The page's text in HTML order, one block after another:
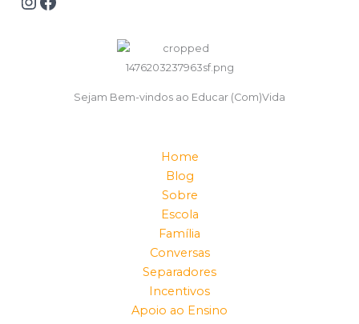
Sejam Bem-vindos ao Educar (Com)Vida
Home
Blog
Sobre
Escola
Família
Conversas
Separadores
Incentivos
Apoio ao Ensino